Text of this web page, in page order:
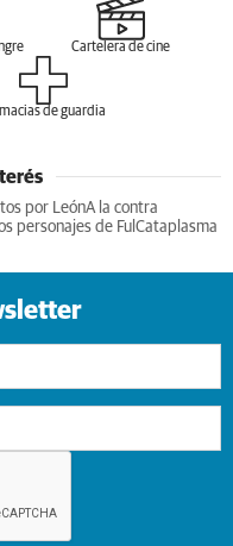
Cartelera de cine
de guardia
por LeónA la contra
personajes de Ful Cataplasma